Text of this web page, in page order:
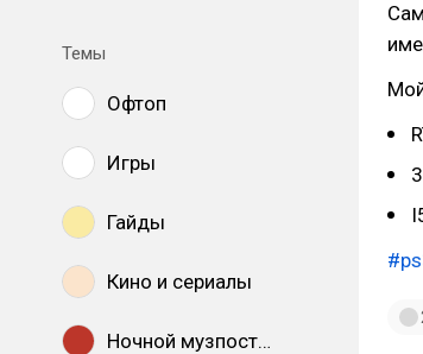
Темы
Офтоп
Игры
Гайды
Кино и сериалы
Ночной музпостинг